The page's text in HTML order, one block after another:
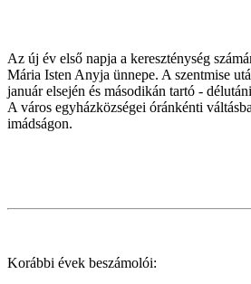
Az új év első napja a kereszténység
Mária Isten Anyja ünnepe. A szentmise
január elsején és másodikán tartó -
A város egyházközségei óránkénti
imádságon.
Korábbi évek beszámolói: